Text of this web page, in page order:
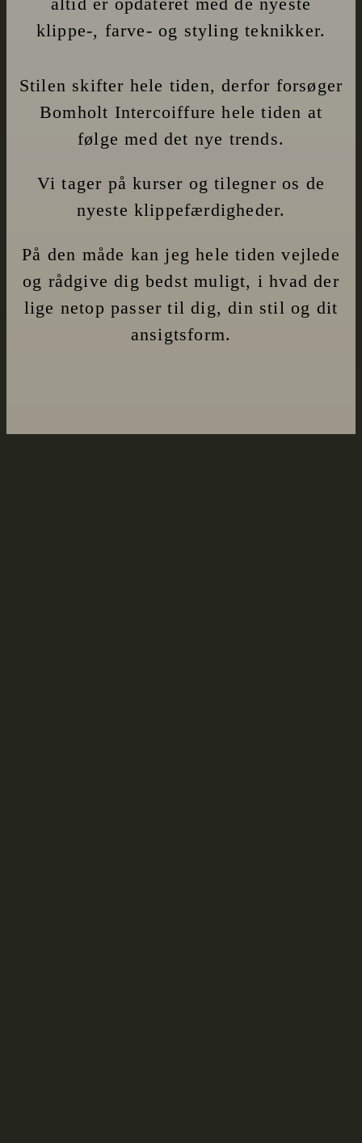
klippe-, farve- og styling teknikker.
Stilen skifter hele tiden, derfor forsøger
Bomholt Intercoiffure hele tiden at
følge med det nye trends.
Vi tager på kurser og tilegner os de
nyeste klippefærdigheder.
På den måde kan jeg hele tiden vejlede
og rådgive dig bedst muligt, i hvad der
lige netop passer til dig, din stil og dit
ansigtsform.